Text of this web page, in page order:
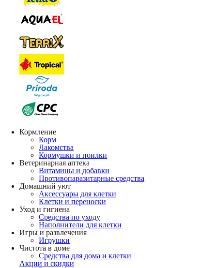
Кормление
Корм
Лакомства
Кормушки и поилки
Ветеринарная аптека
Витамины и добавки
Противопаразитарные средства
Домашний уют
Аксессуары для клетки
Клетки и переноски
Уход и гигиена
Средства по уходу
Наполнители для клетки
Игры и развлечения
Игрушки
Чистота в доме
Средства для дома и клетки
Акции и скидки